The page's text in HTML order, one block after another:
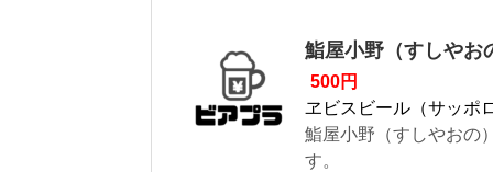
鮨屋小野（すしやお
500円
ヱビスビール（サッポ
鮨屋小野（すしやおの
す。